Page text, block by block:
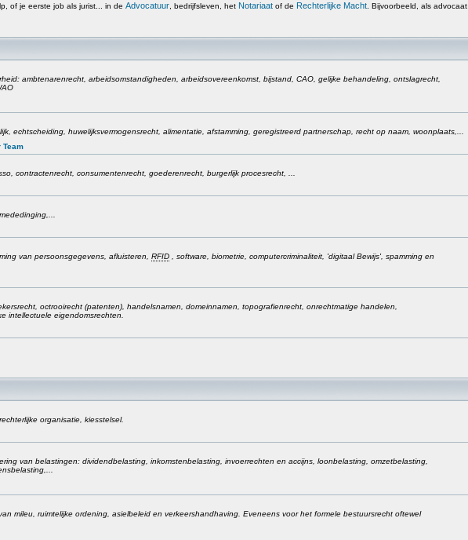
of je eerste job als jurist... in de Advocatuur , bedrijfsleven, het Notariaat of de Rechterlijke Macht . Bijvoorbeeld, als advocaat,
ambtenarenrecht, arbeidsomstandigheden, arbeidsovereenkomst, bijstand, CAO, gelijke behandeling, ontslagrecht,
echtscheiding, huwelijksvermogensrecht, alimentatie, afstamming, geregistreerd partnerschap, recht op naam, woonplaats,...
Team
contractenrecht, consumentenrecht, goederenrecht, burgerlijk procesrecht, ...
van persoonsgegevens, afluisteren, RFID , software, biometrie, computercriminaliteit, 'digitaal Bewijs', spamming en
octrooirecht (patenten), handelsnamen, domeinnamen, topografienrecht, onrechtmatige handelen,
intellectuele eigendomsrechten.
organisatie, kiesstelsel.
van belastingen: dividendbelasting, inkomstenbelasting, invoerrechten en accijns, loonbelasting, omzetbelasting,
mileu, ruimtelijke ordening, asielbeleid en verkeershandhaving. Eveneens voor het formele bestuursrecht oftewel